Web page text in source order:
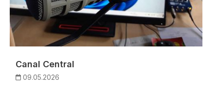
Canal Central
09.05.2026